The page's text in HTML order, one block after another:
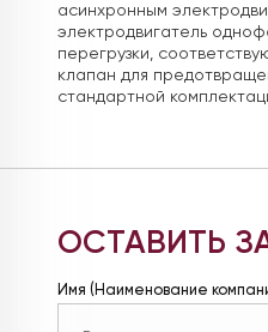
асинхронным
электродвигатель
перегрузки,
клапан для
стандартной
ОСТАВИТЬ
Имя (Наименование